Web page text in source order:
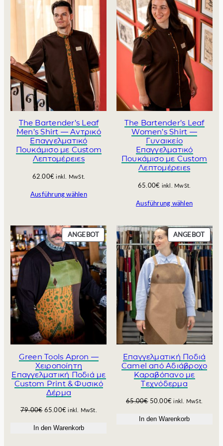
i
c
e
r
P
r
e
s
w
a
r
1
0
0
€
l
e
r
r
e
i
s
t
1
2
0
.
0
.
The Bartender’s Leaf
Men’s Shirt — Αντρικό
Επαγγελματικό
Πουκάμισο με Custom
Λεπτομέρειες
62.00€ inkl. MwSt.
Ausführung wählen
The Bartender’s Leaf
Women’s Shirt —
Γυναικείο
Επαγγελματικό
Πουκάμισο με Custom
Λεπτομέρειες
65.00€ inkl. MwSt.
Ausführung wählen
ANGEBOTP
R
O
D
U
K
I
M
A
N
G
O
T
Green Tools Apron —
Χειροποίητη
Επαγγελματική Ποδιά με
Custom Print & Φυσικό
Δέρμα
79.00€ U
s
65.00€A
t
inkl. MwSt.
In den Warenkorb
ANGEBOTP
R
O
U
M
A
N
G
E
B
Επαγγελματική Ποδιά
Camel από Αδιάβροχο
Καραβόπανο με
Τεχνόδερμα
65.00€ U
s
50.00€A
t
inkl. MwSt.
In den Warenkorb